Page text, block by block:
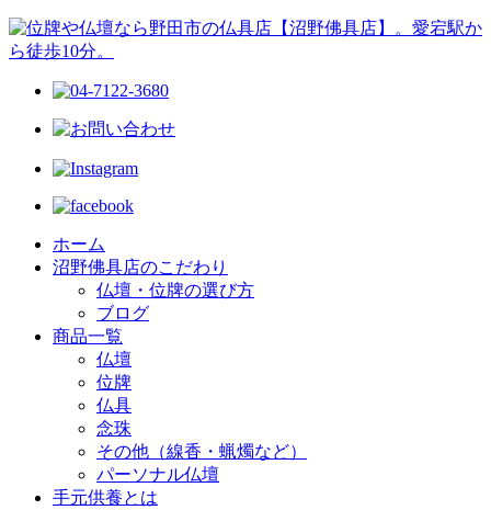
ホーム
沼野佛具店のこだわり
仏壇・位牌の選び方
ブログ
商品一覧
仏壇
位牌
仏具
念珠
その他（線香・蝋燭など）
パーソナル仏壇
手元供養とは